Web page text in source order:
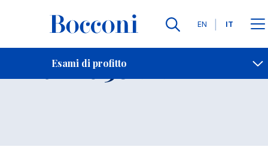
Lingue
EN IT
Esami di profitto
Contatti
Esame 30212 Open